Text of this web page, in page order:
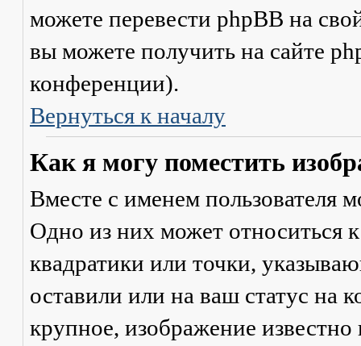
можете перевести phpBB на
вы можете получить на сайте
конференции).
Вернуться к началу
Как я могу поместить
Вместе с именем пользователя
Одно из них может относиться
квадратики или точки,
оставили или на ваш статус на
крупное, изображение